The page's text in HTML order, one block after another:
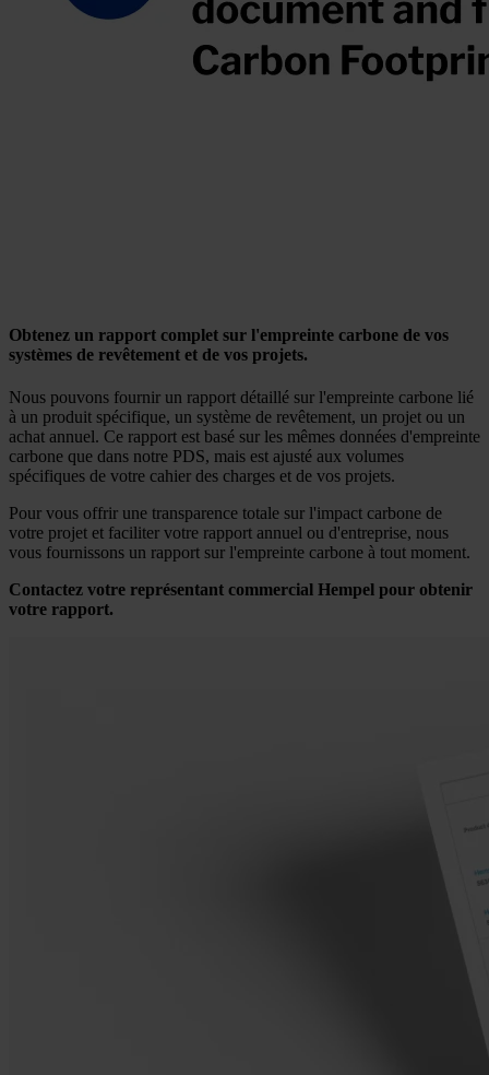
Obtenez un rapport complet sur l'empreinte carbone de vos
systèmes de revêtement et de vos projets.
Nous pouvons fournir un rapport détaillé sur l'empreinte carbone lié
à un produit spécifique, un système de revêtement, un projet ou un
achat annuel. Ce rapport est basé sur les mêmes données d'empreinte
carbone que dans notre PDS, mais est ajusté aux volumes
spécifiques de votre cahier des charges et de vos projets.
Pour vous offrir une transparence totale sur l'impact carbone de
votre projet et faciliter votre rapport annuel ou d'entreprise, nous
vous fournissons un rapport sur l'empreinte carbone à tout moment.
Contactez votre représentant commercial Hempel pour obtenir
votre rapport.